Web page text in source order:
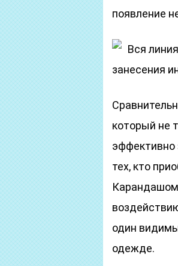
появление
Вся
занесения
который не
эффективно
тех, кто
Карандашом
один
одежде.